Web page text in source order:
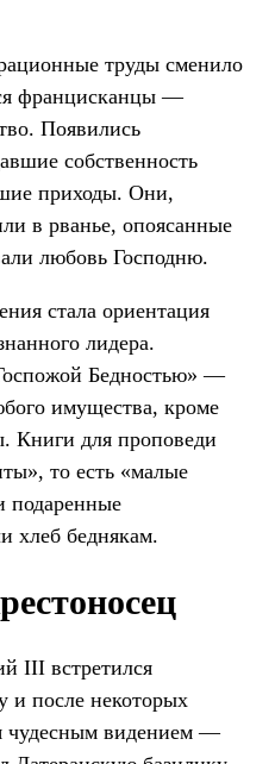
труды сменило
францисканцы —
Появились
собственность
приходы. Они,
в рванье, опоясанные
любовь Господню.
стала ориентация
лидера.
Бедностью» —
имущества, кроме
Книги для проповеди
то есть «малые
подаренные
хлеб беднякам.
III встретился
и после некоторых
чудесным видением —